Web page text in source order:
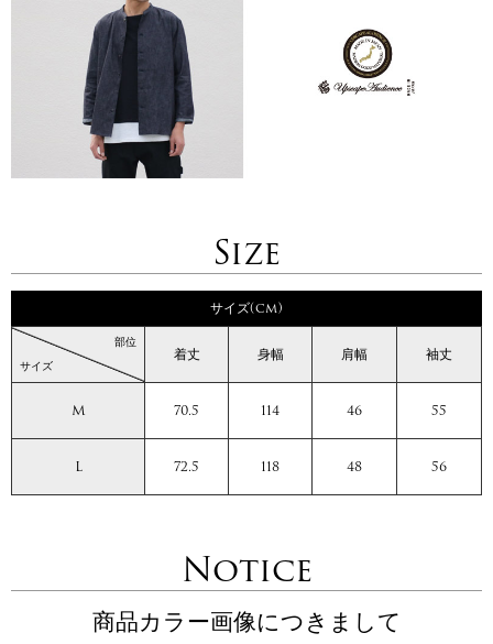
Size
サイズ(cm)
サイズ
部位
着丈 身幅 肩幅 袖丈
M 70.5 114 46 55
L 72.5 118 48 56
Notice
商品カラー画像につきまして